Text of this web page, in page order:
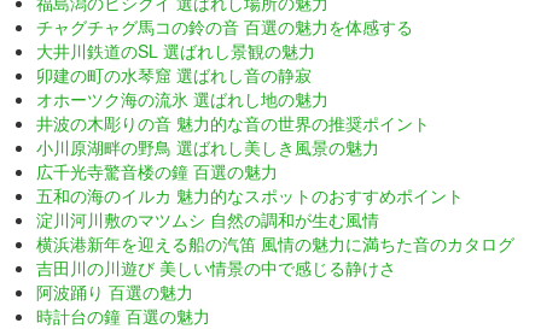
チャグチャグ馬コの鈴の音 百選の魅力を体感する
大井川鉄道のSL 選ばれし景観の魅力
卯建の町の水琴窟 選ばれし音の静寂
オホーツク海の流氷 選ばれし地の魅力
井波の木彫りの音 魅力的な音の世界の推奨ポイント
小川原湖畔の野鳥 選ばれし美しき風景の魅力
広千光寺驚音楼の鐘 百選の魅力
五和の海のイルカ 魅力的なスポットのおすすめポイント
淀川河川敷のマツムシ 自然の調和が生む風情
横浜港新年を迎える船の汽笛 風情の魅力に満ちた音のカタログ
吉田川の川遊び 美しい情景の中で感じる静けさ
阿波踊り 百選の魅力
時計台の鐘 百選の魅力